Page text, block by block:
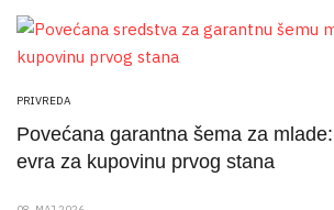
PRIVREDA
Povećana garantna šema za
evra za kupovinu prvog stana